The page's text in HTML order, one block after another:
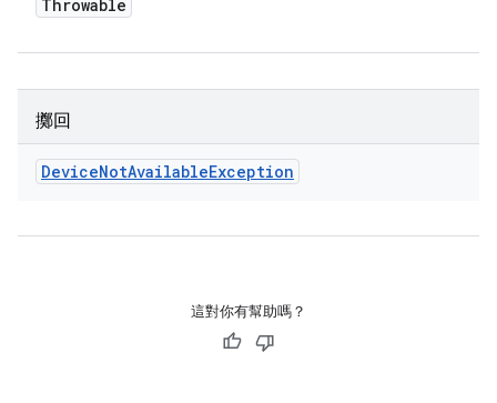
Throwable
擲回
DeviceNotAvailableException
這對你有幫助嗎？